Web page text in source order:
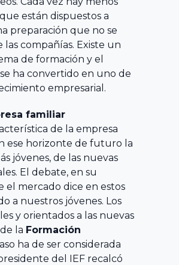
están dispuestos a
preparación que no se
compañías. Existe un
de formación y el
ha convertido en uno de
empresarial.
familiar
de la empresa
ese horizonte de futuro la
jóvenes, de las nuevas
El debate, en su
el mercado dice en estos
a nuestros jóvenes. Los
y orientados a las nuevas
la Formación
ha de ser considerada
del IEF recalcó